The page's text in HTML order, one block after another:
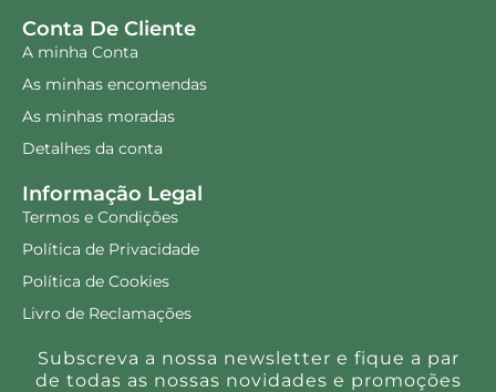
Conta De Cliente
A minha Conta
As minhas encomendas
As minhas moradas
Detalhes da conta
Informação Legal
Termos e Condições
Política de Privacidade
Política de Cookies
Livro de Reclamações
Subscreva a nossa newsletter e fique a par
de todas as nossas novidades e promoções